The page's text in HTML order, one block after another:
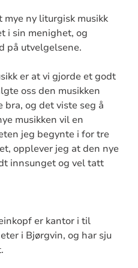
ny liturgisk musikk
i sin menighet, og
på utvelgelsene.
er at vi gjorde et godt
oss den musikken
og det viste seg å
musikken vil en
jeg begynte i for tre
opplever jeg at den nye
innsunget og vel tatt
er kantor i til
i Bjørgvin, og har sju